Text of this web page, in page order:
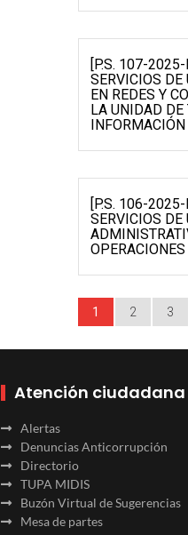
[P.S. 107-
SERVICIOS
EN REDES Y
LA UNIDAD DE
INFORMACIÓN
[P.S. 106-
SERVICIOS
1 2 3
Atención ciudadana
Alertas
Denuncias Anticorrupción
Directorio
TUPA MIDIS
Buzón Virtual de Sugerencias
Mesa de partes